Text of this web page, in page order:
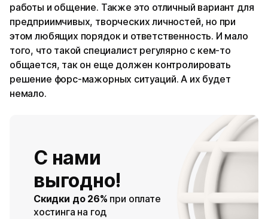
работы и общение. Также это отличный вариант для
предприимчивых, творческих личностей, но при
этом любящих порядок и ответственность. И мало
того, что такой специалист регулярно с кем-то
общается, так он еще должен контролировать
решение форс-мажорных ситуаций. А их будет
немало.
С нами
выгодно!
Скидки до 26% при оплате
хостинга на год